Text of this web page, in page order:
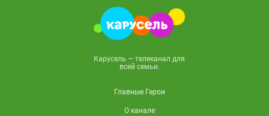
Карусель — телеканал для
всей семьи.
Главные Герои
О канале